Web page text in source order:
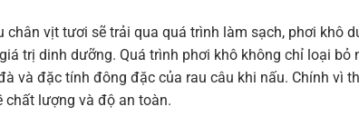
chân vịt tươi sẽ trải qua quá trình làm sạch, phơi khô
trị dinh dưỡng. Quá trình phơi khô không chỉ loại bỏ
và đặc tính đông đặc của rau câu khi nấu. Chính vì
chất lượng và độ an toàn.